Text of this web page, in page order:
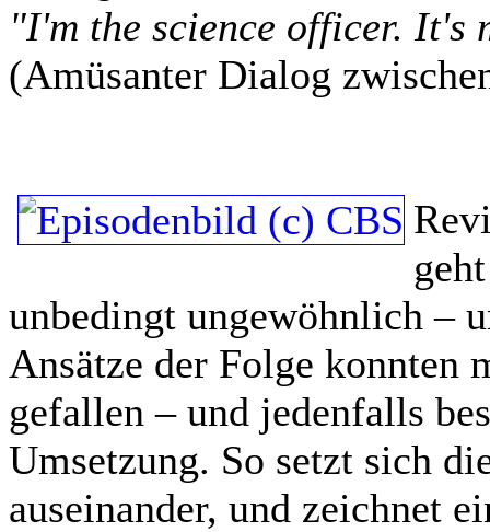
"I'm the science officer. It's
(Amüsanter Dialog
unbedingt ungewöhnlich –
Ansätze der Folge konnten
gefallen – und jedenfalls
Umsetzung. So setzt sich
auseinander, und zeichnet